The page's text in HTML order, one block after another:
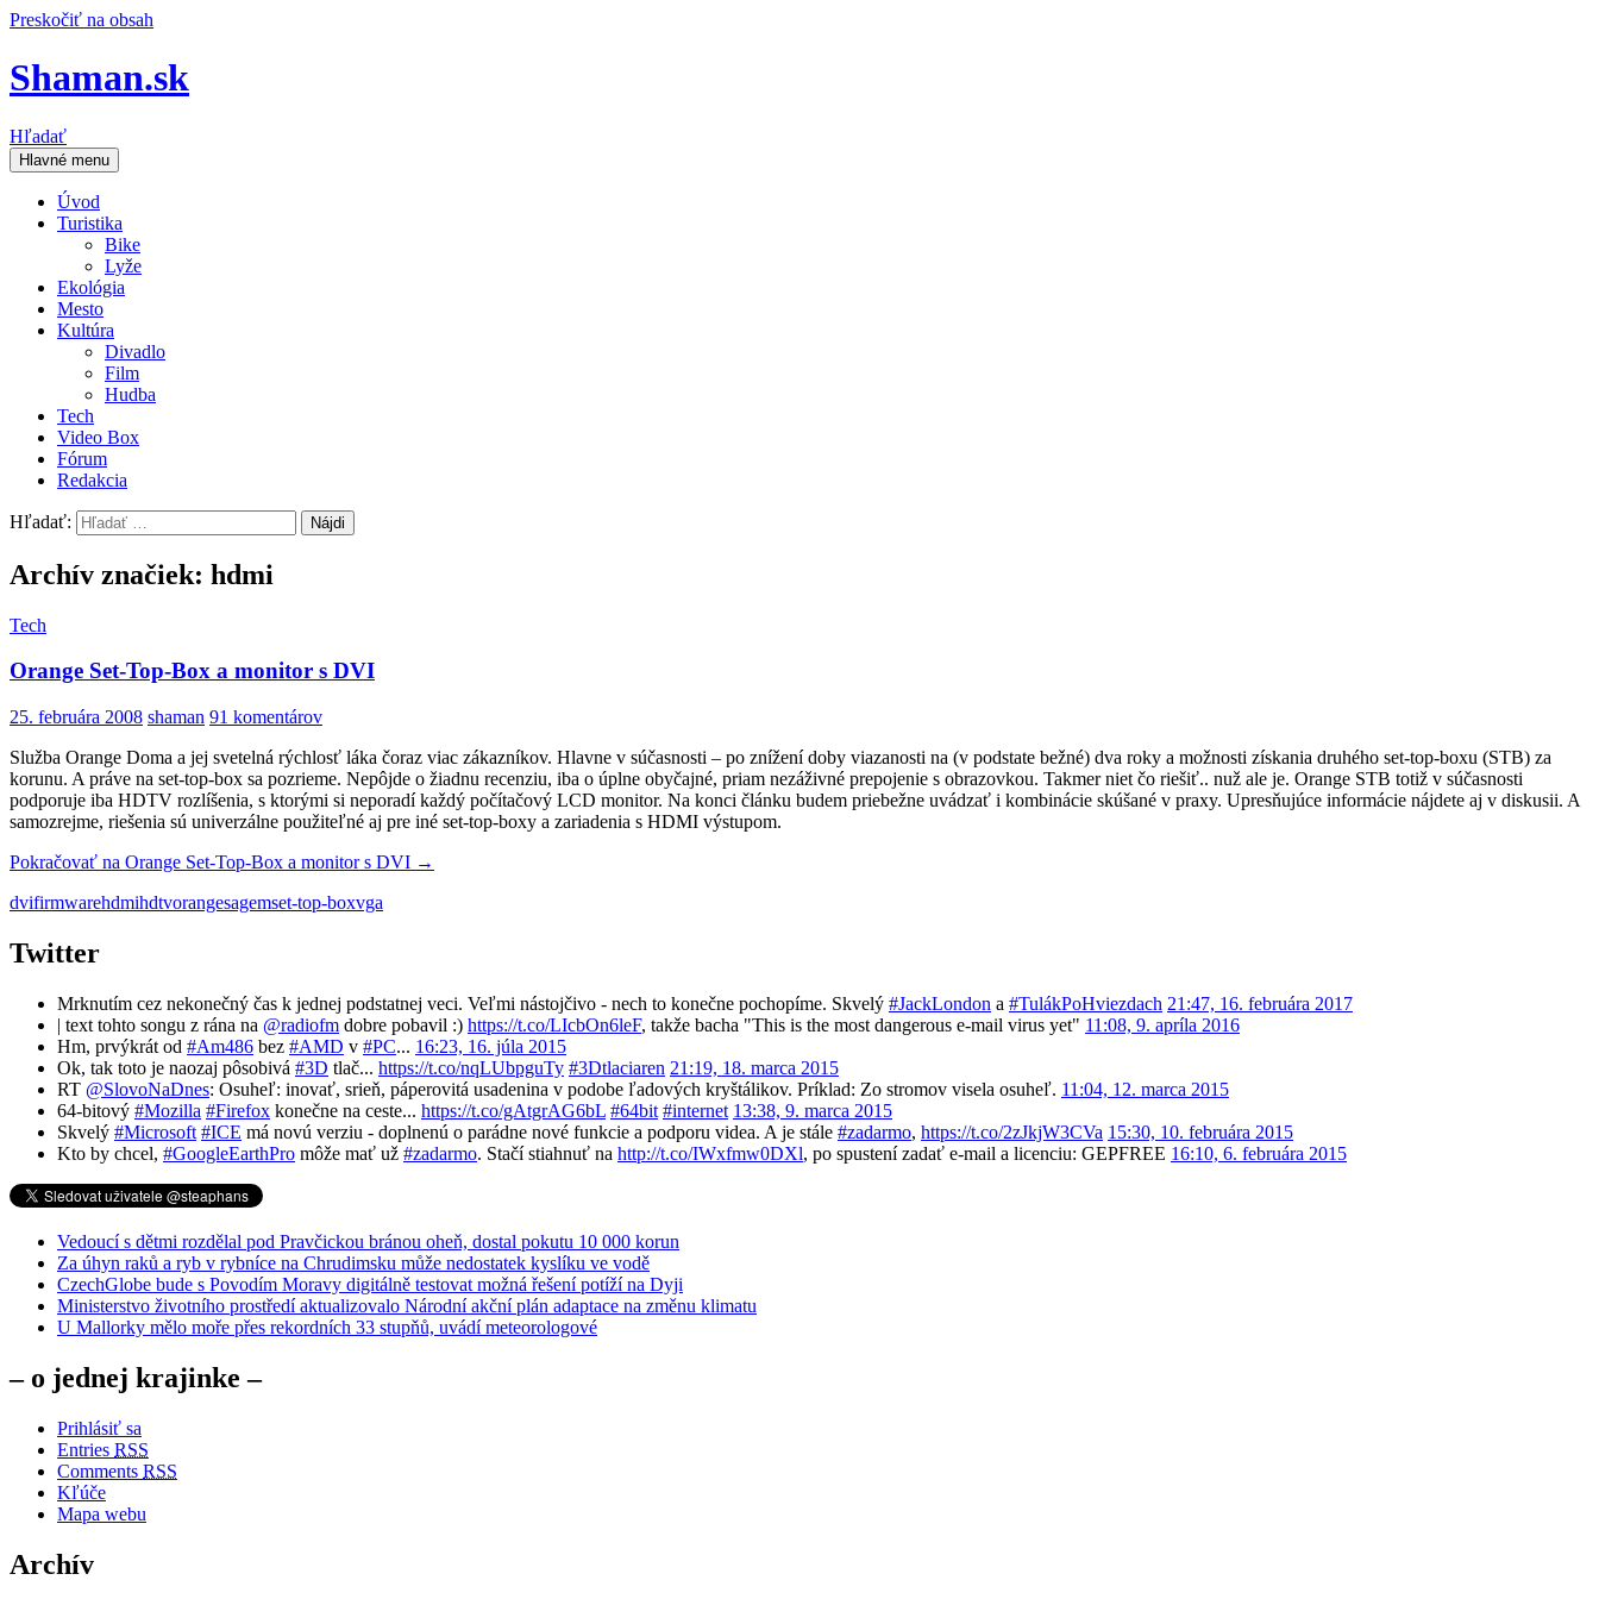
Preskočiť na obsah
Shaman.sk
Hľadať
Hlavné menu
Úvod
Turistika
Bike
Lyže
Ekológia
Mesto
Kultúra
Divadlo
Film
Hudba
Tech
Video Box
Fórum
Redakcia
Hľadať:
Archív značiek: hdmi
Tech
Orange Set-Top-Box a monitor s DVI
25. februára 2008 shaman 91 komentárov
Služba Orange Doma a jej svetelná rýchlosť láka čoraz viac zákazníkov. Hlavne v súčasnosti – po znížení doby viazanosti na (v podstate bežné) dva roky a možnosti získania druhého set-top-boxu (STB) za
korunu. A práve na set-top-box sa pozrieme. Nepôjde o žiadnu recenziu, iba o úplne obyčajné, priam nezáživné prepojenie s obrazovkou. Takmer niet čo riešiť.. nuž ale je. Orange STB totiž v súčasnosti
podporuje iba HDTV rozlíšenia, s ktorými si neporadí každý počítačový LCD monitor. Na konci článku budem priebežne uvádzať i kombinácie skúšané v praxy. Upresňujúce informácie nájdete aj v diskusii. A
samozrejme, riešenia sú univerzálne použiteľné aj pre iné set-top-boxy a zariadenia s HDMI výstupom.
Pokračovať na Orange Set-Top-Box a monitor s DVI →
dvifirmwarehdmihdtvorangesagemset-top-boxvga
Twitter
Mrknutím cez nekonečný čas k jednej podstatnej veci. Veľmi nástojčivo - nech to konečne pochopíme. Skvelý #JackLondon a #TulákPoHviezdach 21:47, 16. februára 2017
| text tohto songu z rána na @radiofm dobre pobavil :) https://t.co/LIcbOn6leF, takže bacha "This is the most dangerous e-mail virus yet" 11:08, 9. apríla 2016
Hm, prvýkrát od #Am486 bez #AMD v #PC... 16:23, 16. júla 2015
Ok, tak toto je naozaj pôsobivá #3D tlač... https://t.co/nqLUbpguTy #3Dtlaciaren 21:19, 18. marca 2015
RT @SlovoNaDnes: Osuheľ: inovať, srieň, páperovitá usadenina v podobe ľadových kryštálikov. Príklad: Zo stromov visela osuheľ. 11:04, 12. marca 2015
64-bitový #Mozilla #Firefox konečne na ceste... https://t.co/gAtgrAG6bL #64bit #internet 13:38, 9. marca 2015
Skvelý #Microsoft #ICE má novú verziu - doplnenú o parádne nové funkcie a podporu videa. A je stále #zadarmo, https://t.co/2zJkjW3CVa 15:30, 10. februára 2015
Kto by chcel, #GoogleEarthPro môže mať už #zadarmo. Stačí stiahnuť na http://t.co/IWxfmw0DXl, po spustení zadať e-mail a licenciu: GEPFREE 16:10, 6. februára 2015
Vedoucí s dětmi rozdělal pod Pravčickou bránou oheň, dostal pokutu 10 000 korun
Za úhyn raků a ryb v rybníce na Chrudimsku může nedostatek kyslíku ve vodě
CzechGlobe bude s Povodím Moravy digitálně testovat možná řešení potíží na Dyji
Ministerstvo životního prostředí aktualizovalo Národní akční plán adaptace na změnu klimatu
U Mallorky mělo moře přes rekordních 33 stupňů, uvádí meteorologové
– o jednej krajinke –
Prihlásiť sa
Entries RSS
Comments RSS
Kľúče
Mapa webu
Archív